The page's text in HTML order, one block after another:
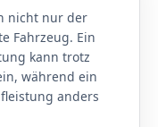
nicht nur der
Fahrzeug. Ein
kann trotz
während ein
anders